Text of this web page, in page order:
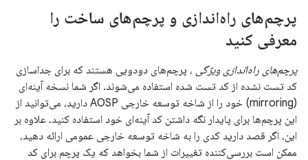
پرچم‌های راه‌اندازی و پرچم‌های ساخت را
معرفی کنید
پرچم‌های راه‌اندازی ویژگی ، پرچم‌های دودویی هستند که برای جداسازی
کد تست نشده از کد تست شده استفاده می‌شوند. اگر شما نسخه آینه‌ای
(mirroring) خود را از شاخه توسعه خارجی AOSP دارید، می‌توانید از
این پرچم‌ها برای پایدار نگه داشتن کد آینه‌ای خود استفاده کنید. علاوه بر
این، اگر قصد دارید کدی را به شاخه توسعه خارجی عمومی ارائه دهید،
ممکن است بررسی‌کننده تغییرات از شما بخواهد که یک پرچم برای کد